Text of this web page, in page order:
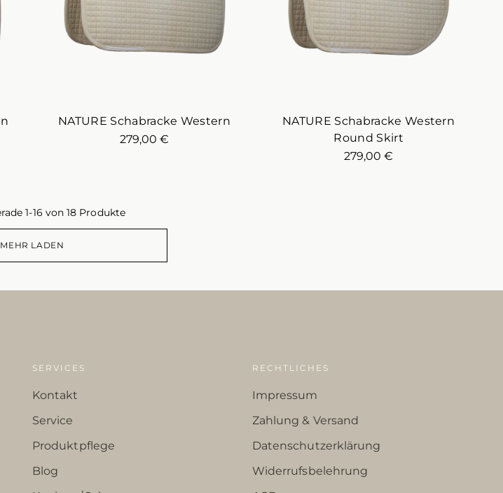
NATURE Schabracke Western
279,00 €
NATURE Schabracke Western
Round Skirt
279,00 €
1-16 von 18 Produkte
MEHR LADEN
SERVICES
Kontakt
Service
Produktpflege
Blog
RECHTLICHES
Impressum
Zahlung & Versand
Datenschutzerklärung
Widerrufsbelehrung